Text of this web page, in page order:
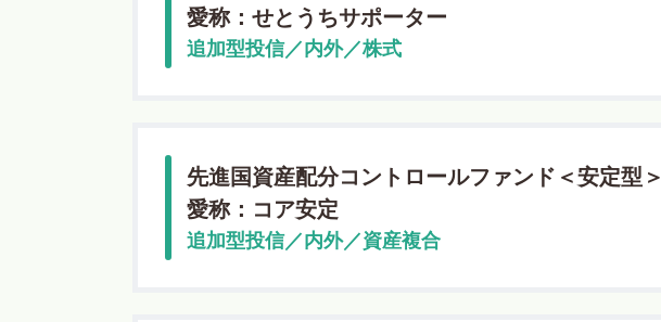
愛称：せとうちサポーター
追加型投信／内外／株式
先進国資産配分コントロールファンド＜安定型＞
愛称：コア安定
追加型投信／内外／資産複合